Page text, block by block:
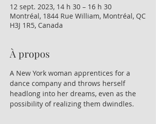
12 sept. 2023, 14 h 30 – 16 h 30
Montréal, 1844 Rue William, Montréal, QC
H3J 1R5, Canada
À propos
A New York woman apprentices for a
dance company and throws herself
headlong into her dreams, even as the
possibility of realizing them dwindles.